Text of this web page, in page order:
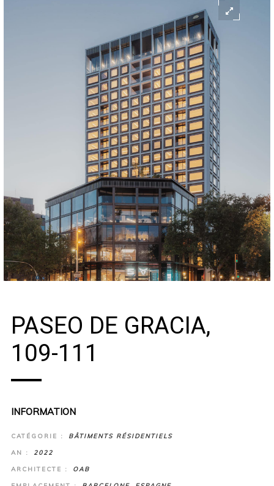
PASEO DE GRACIA,
109-111
INFORMATION
CATÉGORIE : BÂTIMENTS RÉSIDENTIELS
AN : 2022
ARCHITECTE : OAB